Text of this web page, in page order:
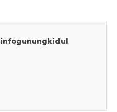
infogunungkidul